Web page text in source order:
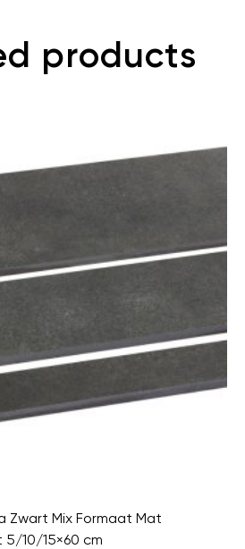
products
Mix Formaat Mat
10/15×60 cm